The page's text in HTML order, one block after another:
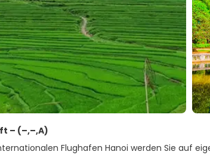
– (–,–,A)
Flughafen Hanoi werden Sie auf